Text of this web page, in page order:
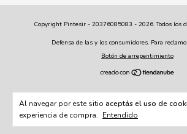
Al navegar por este sitio aceptás el uso de
experiencia de compra. Entendido
Copyright Pintesir - 20376085083 - 2026. Todos los
Defensa de las y los consumidores. Para
Botón de arrepentimiento